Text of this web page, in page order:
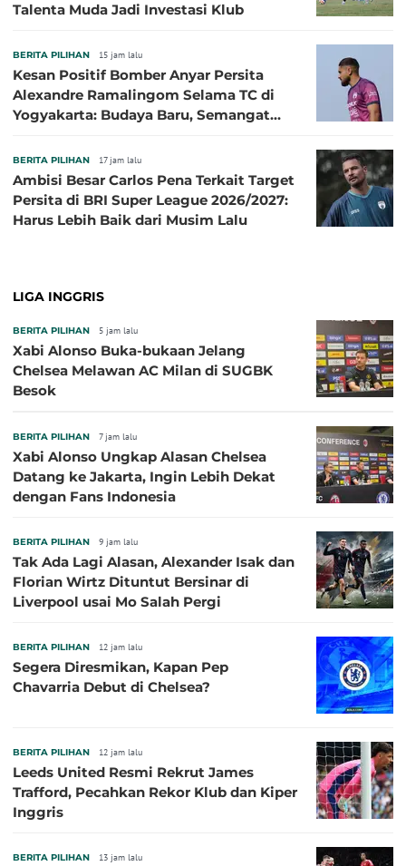
Talenta Muda Jadi Investasi Klub
BERITA PILIHAN 15 jam lalu
Kesan Positif Bomber Anyar Persita
Alexandre Ramalingom Selama TC di
Yogyakarta: Budaya Baru, Semangat
BERITA PILIHAN 17 jam lalu
Ambisi Besar Carlos Pena Terkait Target
Persita di BRI Super League 2026/2027:
Harus Lebih Baik dari Musim Lalu
LIGA INGGRIS
BERITA PILIHAN 5 jam lalu
Xabi Alonso Buka-bukaan Jelang
Chelsea Melawan AC Milan di SUGBK
Besok
BERITA PILIHAN 7 jam lalu
Xabi Alonso Ungkap Alasan Chelsea
Datang ke Jakarta, Ingin Lebih Dekat
dengan Fans Indonesia
BERITA PILIHAN 9 jam lalu
Tak Ada Lagi Alasan, Alexander Isak dan
Florian Wirtz Dituntut Bersinar di
Liverpool usai Mo Salah Pergi
BERITA PILIHAN 12 jam lalu
Segera Diresmikan, Kapan Pep
Chavarria Debut di Chelsea?
BERITA PILIHAN 12 jam lalu
Leeds United Resmi Rekrut James
Trafford, Pecahkan Rekor Klub dan Kiper
Inggris
BERITA PILIHAN 13 jam lalu